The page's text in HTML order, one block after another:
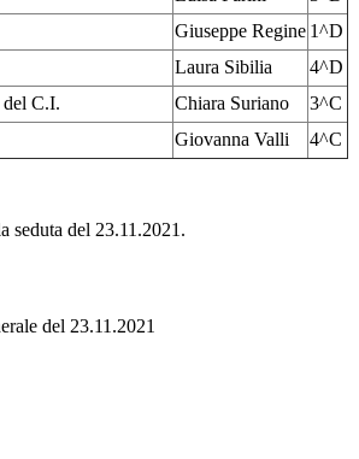
Giuseppe Regine 1^D
Laura Sibilia
4^D
del C.I.
Chiara Suriano
3^C
Giovanna Valli 4^C
seduta del 23.11.2021.
del 23.11.2021